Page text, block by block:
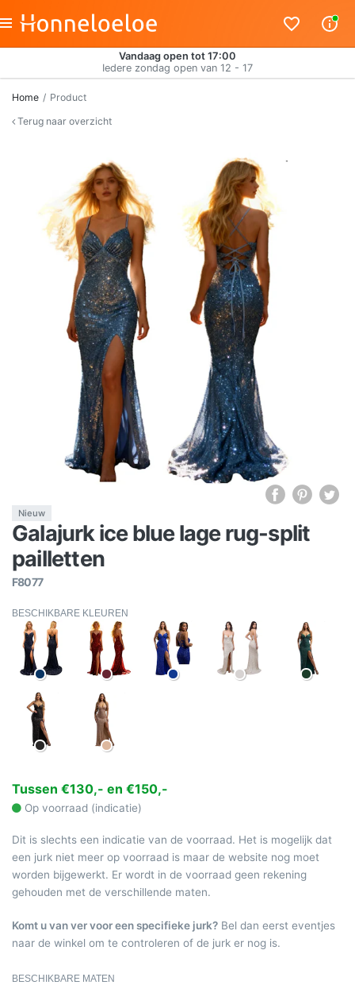
Vandaag open tot 17:00
Iedere zondag open van 12 - 17
Home
Product
Terug naar overzicht
Nieuw
Galajurk ice blue lage rug-split
pailletten
F8077
BESCHIKBARE KLEUREN
Tussen €130,- en €150,-
Op voorraad (indicatie)
Dit is slechts een indicatie van de voorraad. Het is mogelijk dat
een jurk niet meer op voorraad is maar de website nog moet
worden bijgewerkt. Er wordt in de voorraad geen rekening
gehouden met de verschillende maten.
Komt u van ver voor een specifieke jurk? Bel dan eerst eventjes
naar de winkel om te controleren of de jurk er nog is.
BESCHIKBARE MATEN